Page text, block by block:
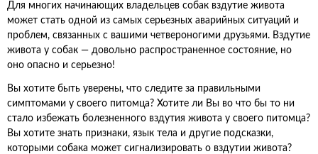
Для многих начинающих владельцев собак вздутие живота
может стать одной из самых серьезных аварийных ситуаций и
проблем, связанных с вашими четвероногими друзьями. Вздутие
живота у собак — довольно распространенное состояние, но
оно опасно и серьезно!
Вы хотите быть уверены, что следите за правильными
симптомами у своего питомца? Хотите ли Вы во что бы то ни
стало избежать болезненного вздутия живота у своего питомца?
Вы хотите знать признаки, язык тела и другие подсказки,
которыми собака может сигнализировать о вздутии живота?